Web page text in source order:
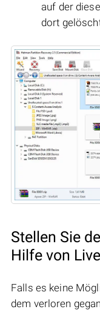
auf der
dort
Stellen Sie
Hilfe von
Falls es keine
dem verloren